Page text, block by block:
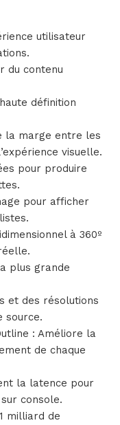
utilisateur
du contenu
définition
la marge entre les
visuelle.
pour produire
pour afficher
à 360º
plus grande
et des résolutions
source.
: Améliore la
de chaque
la latence pour
console.
milliard de